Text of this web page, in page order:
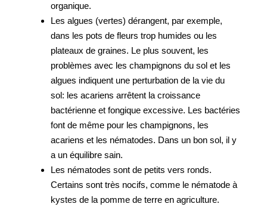
organique.
Les algues (vertes) dérangent, par exemple,
dans les pots de fleurs trop humides ou les
plateaux de graines. Le plus souvent, les
problèmes avec les champignons du sol et les
algues indiquent une perturbation de la vie du
sol: les acariens arrêtent la croissance
bactérienne et fongique excessive. Les bactéries
font de même pour les champignons, les
acariens et les nématodes. Dans un bon sol, il y
a un équilibre sain.
Les nématodes sont de petits vers ronds.
Certains sont très nocifs, comme le nématode à
kystes de la pomme de terre en agriculture.